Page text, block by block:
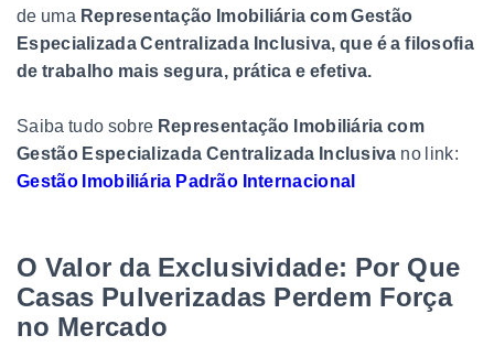
de uma Representação Imobiliária com Gestão
Especializada Centralizada Inclusiva, que é a filosofia
de trabalho mais segura, prática e efetiva.
Saiba tudo sobre Representação Imobiliária com
Gestão Especializada Centralizada Inclusiva no link:
Gestão Imobiliária Padrão Internacional
O Valor da Exclusividade: Por Que
Casas Pulverizadas Perdem Força
no Mercado